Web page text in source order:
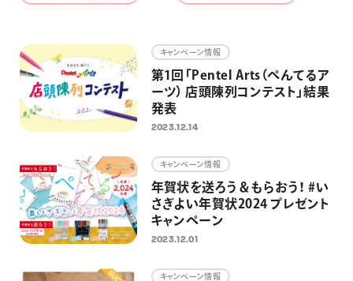
ブラッシュ（筆）
その他
運営会社
キャンペーン情報
第1回「Pentel Arts（ぺんてるア
ーツ） 店頭陳列コンテスト」結果
発表
2023.12.14
キャンペーン情報
年賀状を送ろう＆もらおう！ #い
さぎよい年賀状2024 プレゼント
キャンペーン
2023.12.01
キャンペーン情報